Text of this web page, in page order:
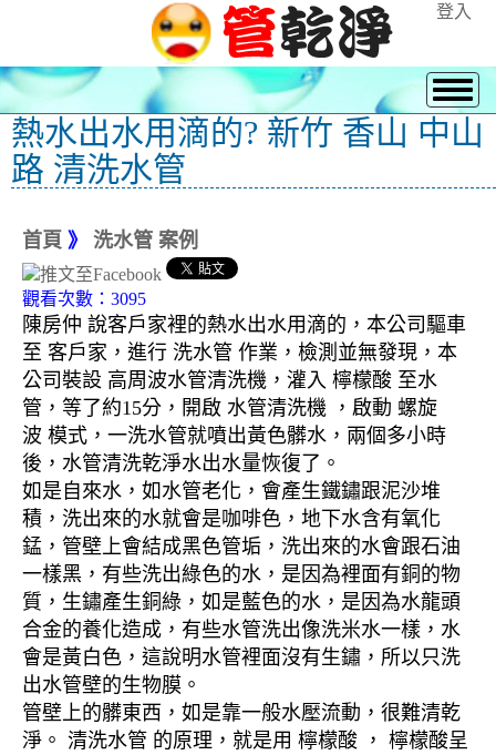
登入
熱水出水用滴的? 新竹 香山 中山
路 清洗水管
首頁 》 洗水管 案例
觀看次數：3095
陳房仲 說客戶家裡的熱水出水用滴的，本公司驅車
至 客戶家，進行 洗水管 作業，檢測並無發現，本
公司裝設 高周波水管清洗機，灌入 檸檬酸 至水
管，等了約15分，開啟 水管清洗機 ，啟動 螺旋
波 模式，一洗水管就噴出黃色髒水，兩個多小時
後，水管清洗乾淨水出水量恢復了。
如是自來水，如水管老化，會產生鐵鏽跟泥沙堆
積，洗出來的水就會是咖啡色，地下水含有氧化
錳，管壁上會結成黑色管垢，洗出來的水會跟石油
一樣黑，有些洗出綠色的水，是因為裡面有銅的物
質，生鏽產生銅綠，如是藍色的水，是因為水龍頭
合金的養化造成，有些水管洗出像洗米水一樣，水
會是黃白色，這說明水管裡面沒有生鏽，所以只洗
出水管壁的生物膜。
管壁上的髒東西，如是靠一般水壓流動，很難清乾
淨。 清洗水管 的原理，就是用 檸檬酸 ， 檸檬酸呈